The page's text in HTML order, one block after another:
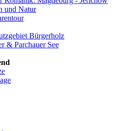
und Natur
Bürgerholz
& Parchauer See